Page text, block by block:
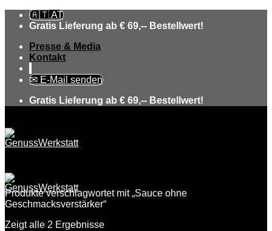
Skip
🇦🇹 AT
Gratis Lieferung ab € 69,-- Bestellwert!
Presse & Media
Kontakt
✉ E-Mail senden
Gratis Lieferung ab € 69,-- Bestellwert!
Produkte verschlagwortet mit „Sauce ohne
Geschmacksverstärker“
Zeigt alle 2 Ergebnisse